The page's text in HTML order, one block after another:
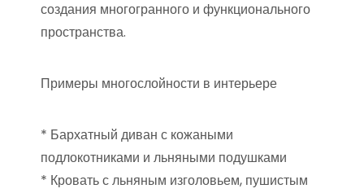
создания многогранного и функционального
пространства.
Примеры многослойности в интерьере
* Бархатный диван с кожаными
подлокотниками и льняными подушками
* Кровать с льняным изголовьем, пушистым